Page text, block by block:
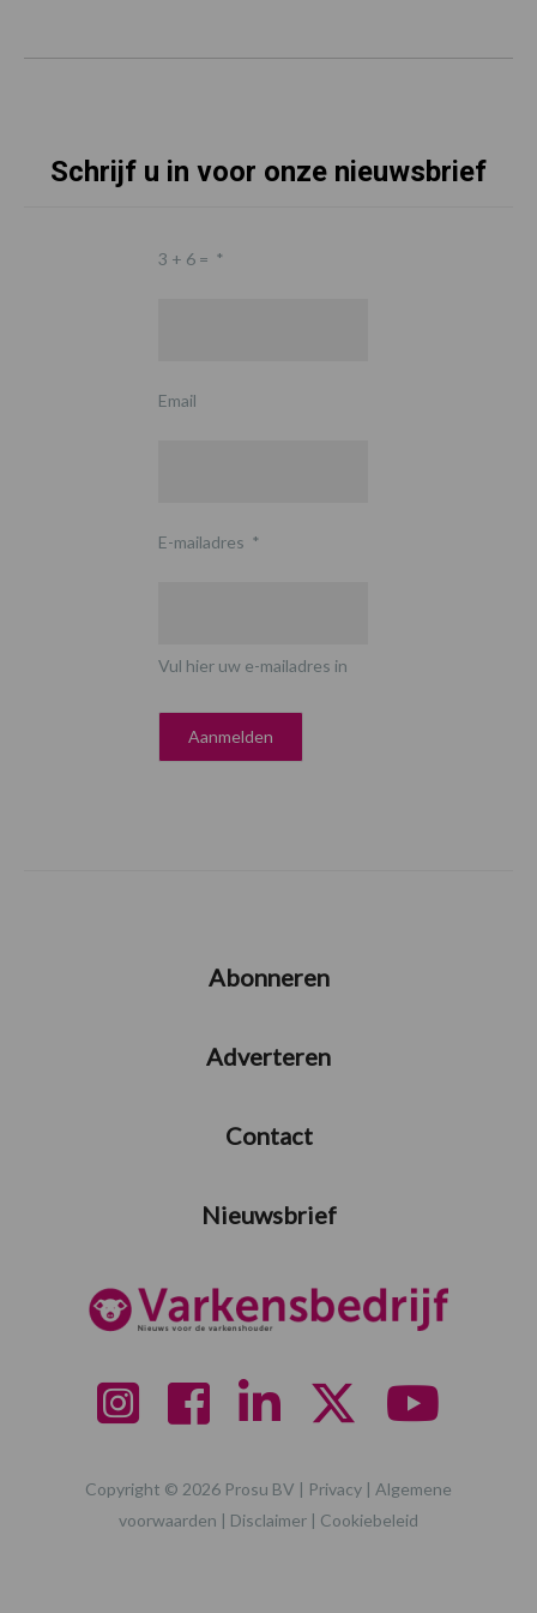
Schrijf u in voor onze nieuwsbrief
3 + 6 = *
Email
E-mailadres *
Vul hier uw e-mailadres in
Abonneren
Adverteren
Contact
Nieuwsbrief
Copyright © 2026 Prosu BV | Privacy | Algemene
voorwaarden | Disclaimer | Cookiebeleid